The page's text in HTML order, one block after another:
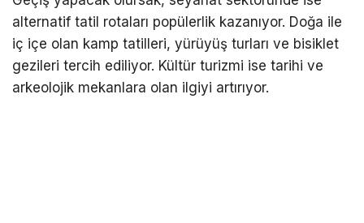
alternatif tatil rotaları popülerlik kazanıyor. Doğa ile
iç içe olan kamp tatilleri, yürüyüş turları ve bisiklet
gezileri tercih ediliyor. Kültür turizmi ise tarihi ve
arkeolojik mekanlara olan ilgiyi artırıyor.